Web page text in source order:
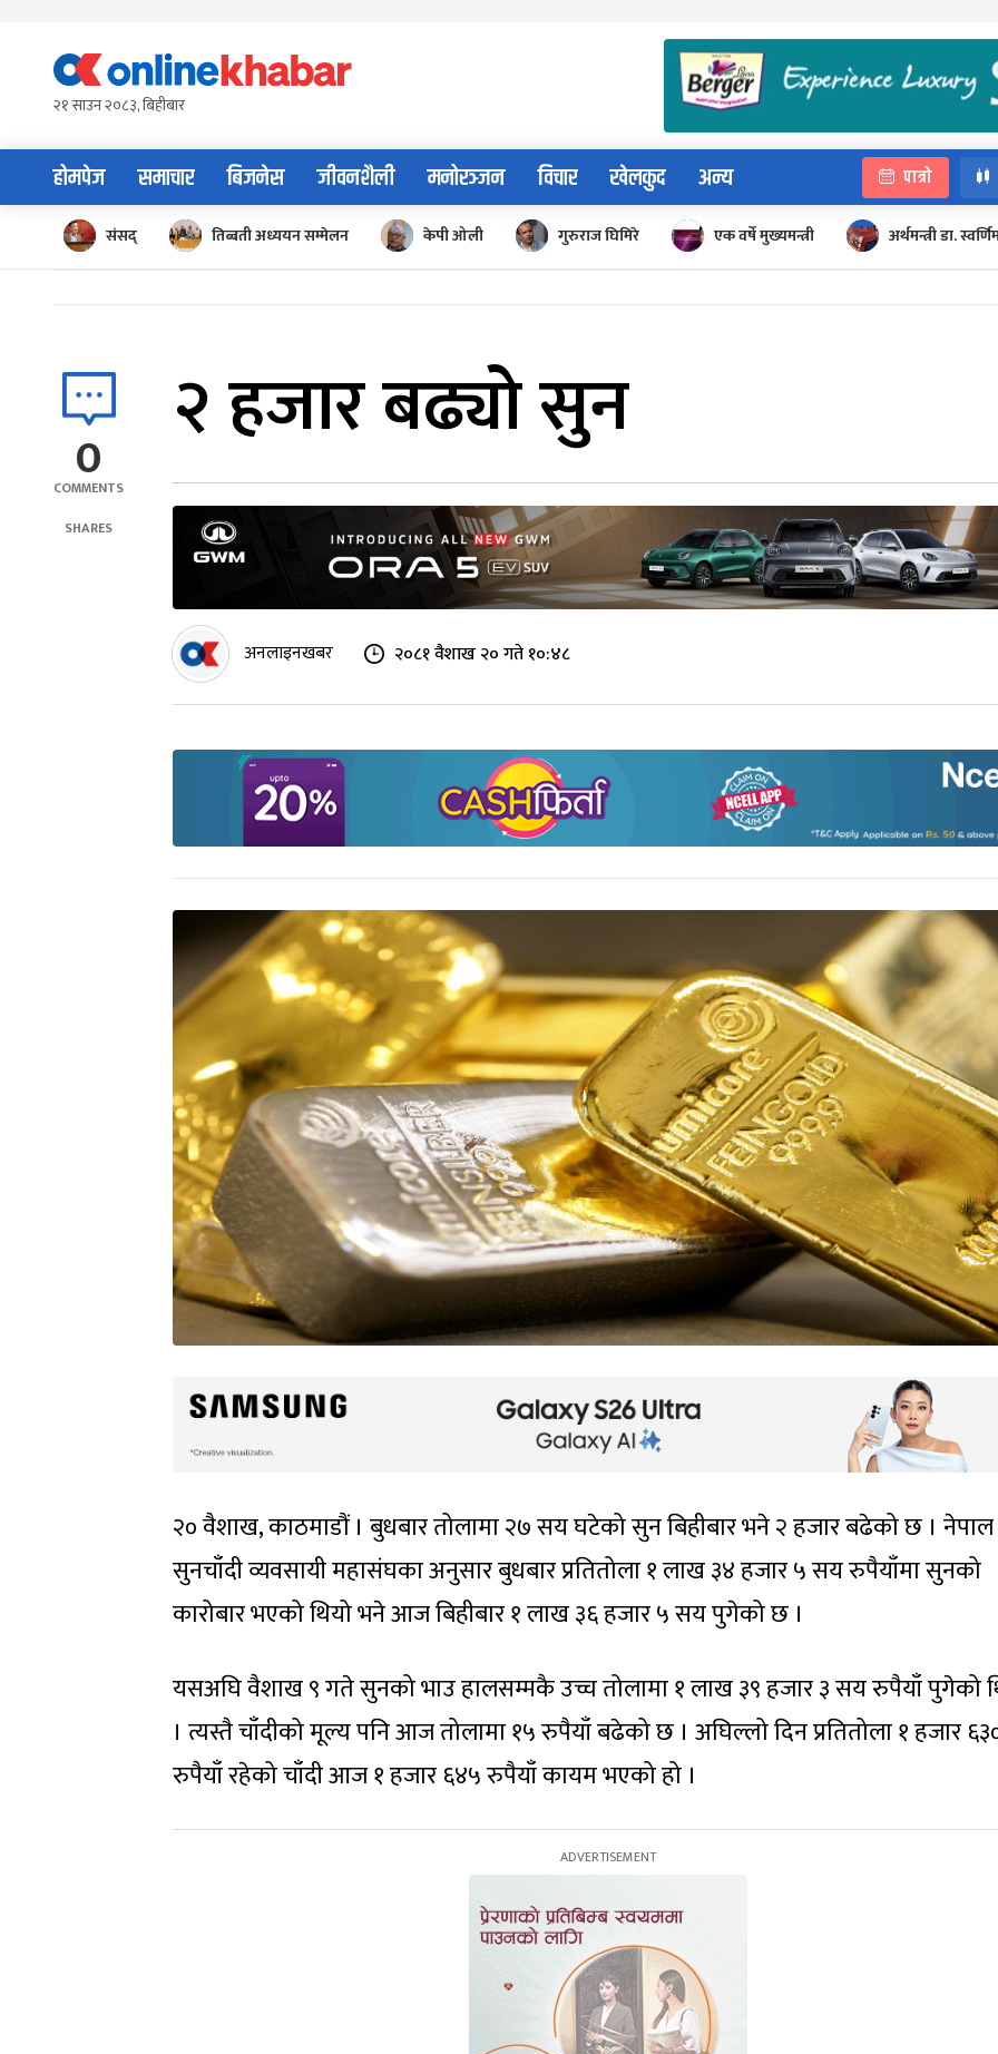
content२१ साउन २०८३, बिहीबार
होमपेज समाचार बिजनेस जीवनशैली मनोरञ्जन विचार खेलकुद अन्य पात्रो
संसद् तिब्बती अध्ययन सम्मेलन केपी ओली गुरुराज घिमिरे एक वर्षे मुख्यमन्त्री अर्थमन्त्री डा.
0
COMMENTS
SHARES
२ हजार बढ्यो सुन
अनलाइनखबर २०८१ वैशाख २० गते १०:४८
२० वैशाख, काठमाडौं । बुधबार तोलामा २७ सय घटेको सुन बिहीबार भने २ हजार बढेको छ । नेपाल
सुनचाँदी व्यवसायी महासंघका अनुसार बुधबार प्रतितोला १ लाख ३४ हजार ५ सय रुपैयाँमा सुनको
कारोबार भएको थियो भने आज बिहीबार १ लाख ३६ हजार ५ सय पुगेको छ ।
यसअघि वैशाख ९ गते सुनको भाउ हालसम्मकै उच्च तोलामा १ लाख ३९ हजार ३ सय रुपैयाँ पुगेको
। त्यस्तै चाँदीको मूल्य पनि आज तोलामा १५ रुपैयाँ बढेको छ । अघिल्लो दिन प्रतितोला १ हजार
रुपैयाँ रहेको चाँदी आज १ हजार ६४५ रुपैयाँ कायम भएको हो ।